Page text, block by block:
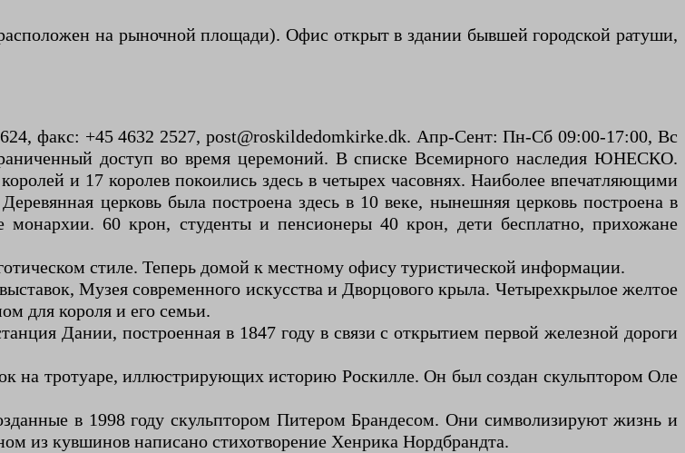
на рыночной площади). Офис открыт в здании бывшей городской ратуши,
факс: +45 4632 2527, post@roskildedomkirke.dk. Апр-Сент: Пн-Сб 09:00-17:00, Вс
доступ во время церемоний. В списке Всемирного наследия ЮНЕСКО.
и 17 королев покоились здесь в четырех часовнях. Наиболее впечатляющими
церковь была построена здесь в 10 веке, нынешняя церковь построена в
60 крон, студенты и пенсионеры 40 крон, дети бесплатно, прихожане
стиле. Теперь домой к местному офису туристической информации.
Музея современного искусства и Дворцового крыла. Четырехкрылое желтое
для короля и его семьи.
Дании, построенная в 1847 году в связи с открытием первой железной дороги
на тротуаре, иллюстрирующих историю Роскилле. Он был создан скульптором Оле
в 1998 году скульптором Питером Брандесом. Они символизируют жизнь и
из кувшинов написано стихотворение Хенрика Нордбрандта.